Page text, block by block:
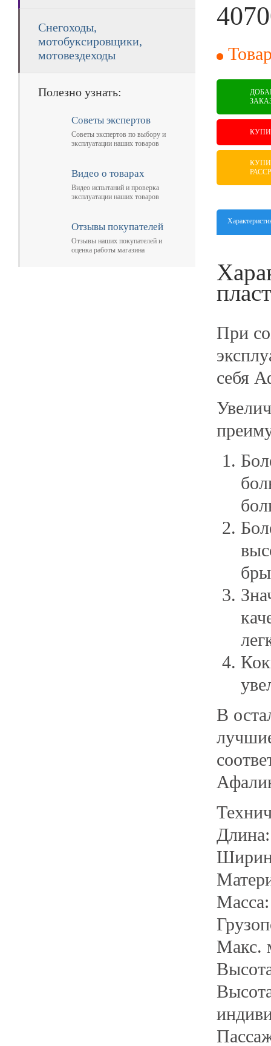
Снегоходы,
мотобуксировщики,
мотовездеходы
Полезно узнать:
Советы экспертов
Советы экспертов по выбору и
эксплуатации наших товаров
Видео о товарах
Видео испытаний и проверка
эксплуатации наших товаров
Отзывы покупателей
Отзывы наших покупателей и
оценка работы магазина
При
себя
В
Макс.